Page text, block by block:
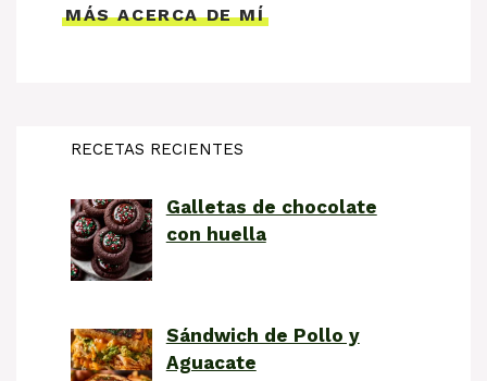
MÁS ACERCA DE MÍ
RECETAS RECIENTES
Galletas de chocolate
con huella
Sándwich de Pollo y
Aguacate